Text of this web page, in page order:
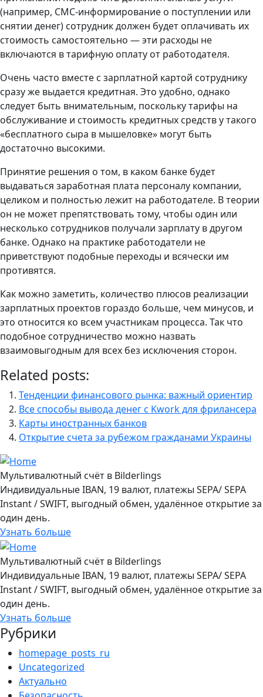
(например, СМС-информирование о поступлении или
снятии денег) сотрудник должен будет оплачивать их
стоимость самостоятельно — эти расходы не
включаются в тарифную оплату от работодателя.
Очень часто вместе с зарплатной картой сотруднику
сразу же выдается кредитная. Это удобно, однако
следует быть внимательным, поскольку тарифы на
обслуживание и стоимость кредитных средств у такого
«бесплатного сыра в мышеловке» могут быть
достаточно высокими.
Принятие решения о том, в каком банке будет
выдаваться заработная плата персоналу компании,
целиком и полностью лежит на работодателе. В теории
он не может препятствовать тому, чтобы один или
несколько сотрудников получали зарплату в другом
банке. Однако на практике работодатели не
приветствуют подобные переходы и всячески им
противятся.
Как можно заметить, количество плюсов реализации
зарплатных проектов гораздо больше, чем минусов, и
это относится ко всем участникам процесса. Так что
подобное сотрудничество можно назвать
взаимовыгодным для всех без исключения сторон.
Related posts:
Тенденции финансового рынка: важный ориентир
Все способы вывода денег с Kwork для фрилансера
Карты иностранных банков
Открытие счета за рубежом гражданами Украины
Мультивалютный счёт в Bilderlings
Индивидуальные IBAN, 19 валют, платежы SEPA/ SEPA
Instant / SWIFT, выгодный обмен, удалённое открытие за
один день.
Узнать больше
Мультивалютный счёт в Bilderlings
Индивидуальные IBAN, 19 валют, платежы SEPA/ SEPA
Instant / SWIFT, выгодный обмен, удалённое открытие за
один день.
Узнать больше
Рубрики
homepage_posts_ru
Uncategorized
Актуально